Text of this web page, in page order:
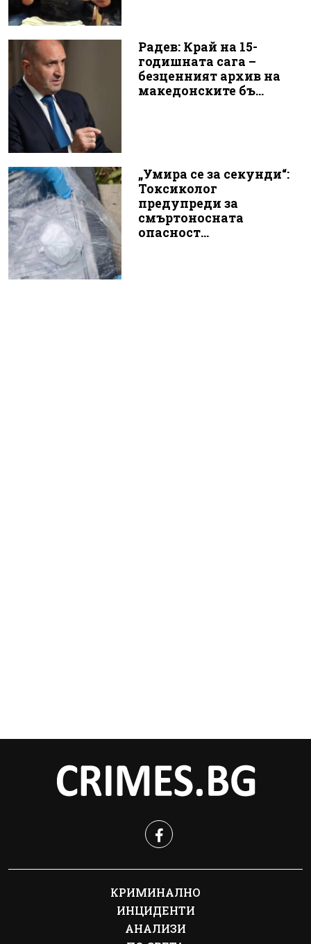
Радев: Край на 15-
годишната сага –
безценният архив на
македонските бъ...
„Умира се за секунди“:
Токсиколог
предупреди за
смъртоносната
опасност...
КРИМИНАЛНО
ИНЦИДЕНТИ
АНАЛИЗИ